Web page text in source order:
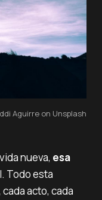
Aguirre on Unsplash
nueva, esa
Todo esta
acto, cada